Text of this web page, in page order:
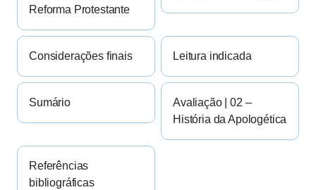
Reforma Protestante
Considerações finais Leitura indicada
Sumário
Avaliação | 02 –
História da Apologética
Referências
bibliográficas